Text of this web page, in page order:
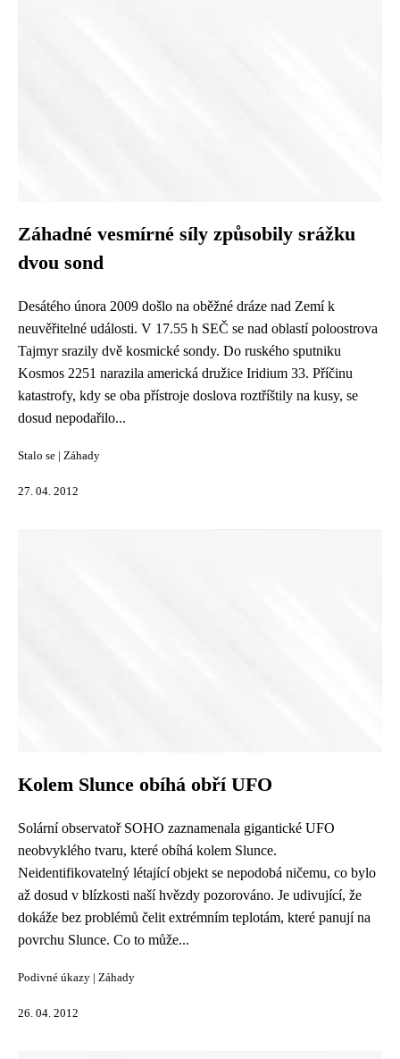
Záhadné vesmírné síly způsobily srážku
dvou sond
Desátého února 2009 došlo na oběžné dráze nad Zemí k
neuvěřitelné události. V 17.55 h SEČ se nad oblastí poloostrova
Tajmyr srazily dvě kosmické sondy. Do ruského sputniku
Kosmos 2251 narazila americká družice Iridium 33. Příčinu
katastrofy, kdy se oba přístroje doslova roztříštily na kusy, se
dosud nepodařilo...
Stalo se Záhady
27. 04. 2012
Kolem Slunce obíhá obří UFO
Solární observatoř SOHO zaznamenala gigantické UFO
neobvyklého tvaru, které obíhá kolem Slunce.
Neidentifikovatelný létající objekt se nepodobá ničemu, co bylo
až dosud v blízkosti naší hvězdy pozorováno. Je udivující, že
dokáže bez problémů čelit extrémním teplotám, které panují na
povrchu Slunce. Co to může...
Podivné úkazy Záhady
26. 04. 2012